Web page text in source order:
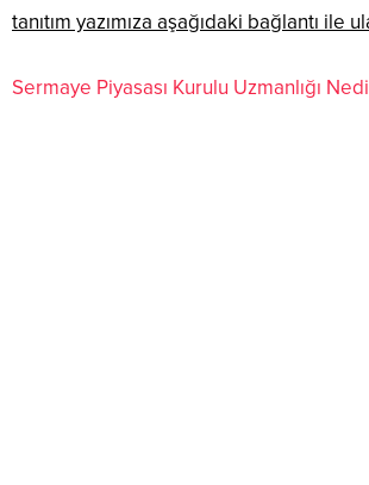
tanıtım yazımıza aşağıdaki bağlantı ile
Sermaye Piyasası Kurulu Uzmanlığı